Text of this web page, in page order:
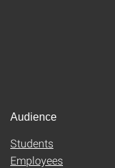
Audience
Students
Employees